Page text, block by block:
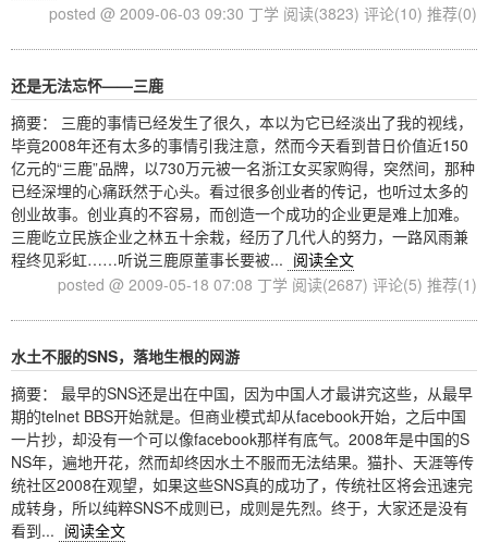
posted @ 2009-06-03 09:30 丁学 阅读(3823) 评论(10) 推荐(0)
还是无法忘怀——三鹿
摘要： 三鹿的事情已经发生了很久，本以为它已经淡出了我的视线，
毕竟2008年还有太多的事情引我注意，然而今天看到昔日价值近150
亿元的“三鹿”品牌，以730万元被一名浙江女买家购得，突然间，那种
已经深埋的心痛跃然于心头。看过很多创业者的传记，也听过太多的
创业故事。创业真的不容易，而创造一个成功的企业更是难上加难。
三鹿屹立民族企业之林五十余栽，经历了几代人的努力，一路风雨兼
程终见彩虹……听说三鹿原董事长要被... 阅读全文
posted @ 2009-05-18 07:08 丁学 阅读(2687) 评论(5) 推荐(1)
水土不服的SNS，落地生根的网游
摘要： 最早的SNS还是出在中国，因为中国人才最讲究这些，从最早
期的telnet BBS开始就是。但商业模式却从facebook开始，之后中国
一片抄，却没有一个可以像facebook那样有底气。2008年是中国的S
NS年，遍地开花，然而却终因水土不服而无法结果。猫扑、天涯等传
统社区2008在观望，如果这些SNS真的成功了，传统社区将会迅速完
成转身，所以纯粹SNS不成则已，成则是先烈。终于，大家还是没有
看到... 阅读全文